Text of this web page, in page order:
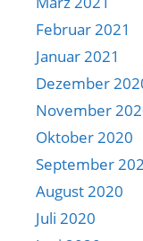
Februar 2021
Januar 2021
Dezember
November
Oktober 2020
September
August 2020
Juli 2020